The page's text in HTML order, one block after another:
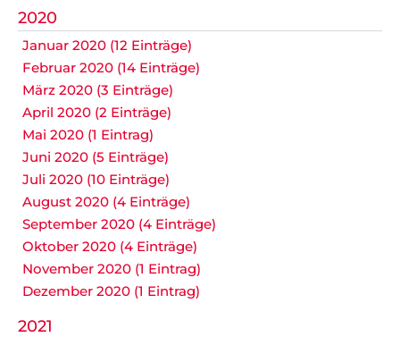
2020
Januar 2020 (12 Einträge)
Februar 2020 (14 Einträge)
März 2020 (3 Einträge)
April 2020 (2 Einträge)
Mai 2020 (1 Eintrag)
Juni 2020 (5 Einträge)
Juli 2020 (10 Einträge)
August 2020 (4 Einträge)
September 2020 (4 Einträge)
Oktober 2020 (4 Einträge)
November 2020 (1 Eintrag)
Dezember 2020 (1 Eintrag)
2021